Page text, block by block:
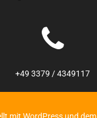
+49 3379 / 4349117